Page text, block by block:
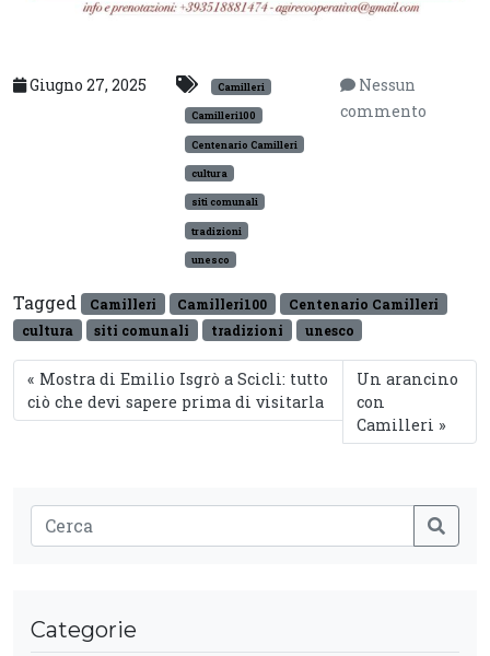
Giugno 27, 2025 Camilleri
Camilleri100
Centenario Camilleri
cultura
siti comunali
tradizioni
unesco
Nessun
commento
Tagged Camilleri Camilleri100
Centenario Camilleri
cultura
siti comunali tradizioni unesco
Mostra di Emilio Isgrò a Scicli: tutto
ciò che devi sapere prima di visitarla
Un arancino
con
Camilleri
Categorie